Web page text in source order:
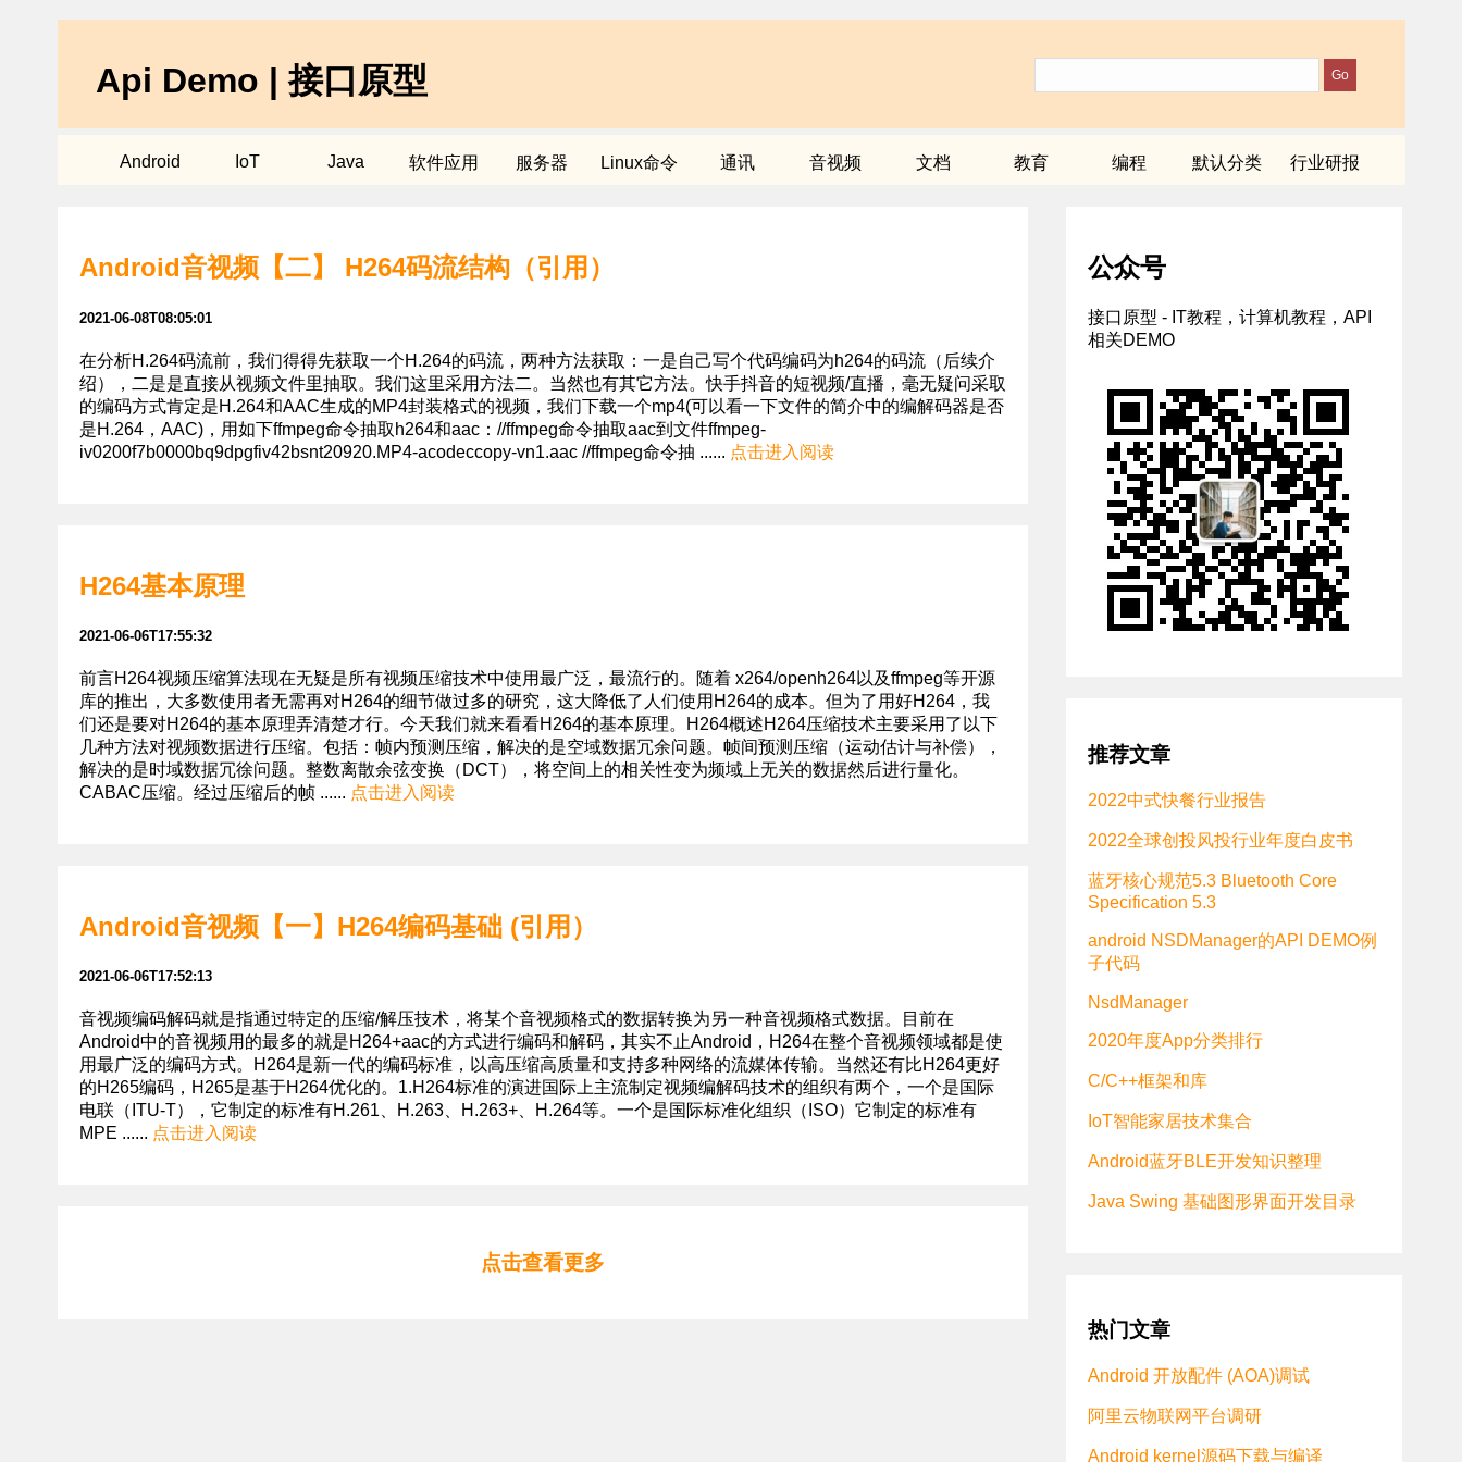
Api Demo | 接口原型
Android IoT Java 软件应用 服务器 Linux命令 通讯 音视频 文档 教育 编程 默认分类 行业研报
Android音视频【二】 H264码流结构（引用）
2021-06-08T08:05:01
在分析H.264码流前，我们得得先获取一个H.264的码流，两种方法获取：一是自己写个代码编码为h264的码流（后续介
绍），二是是直接从视频文件里抽取。我们这里采用方法二。当然也有其它方法。快手抖音的短视频/直播，毫无疑问采取
的编码方式肯定是H.264和AAC生成的MP4封装格式的视频，我们下载一个mp4(可以看一下文件的简介中的编解码器是否
是H.264，AAC)，用如下ffmpeg命令抽取h264和aac：//ffmpeg命令抽取aac到文件ffmpeg-
iv0200f7b0000bq9dpgfiv42bsnt20920.MP4-acodeccopy-vn1.aac //ffmpeg命令抽 ...... 点击进入阅读
H264基本原理
2021-06-06T17:55:32
前言H264视频压缩算法现在无疑是所有视频压缩技术中使用最广泛，最流行的。随着 x264/openh264以及ffmpeg等开源
库的推出，大多数使用者无需再对H264的细节做过多的研究，这大降低了人们使用H264的成本。但为了用好H264，我
们还是要对H264的基本原理弄清楚才行。今天我们就来看看H264的基本原理。H264概述H264压缩技术主要采用了以下
几种方法对视频数据进行压缩。包括：帧内预测压缩，解决的是空域数据冗余问题。帧间预测压缩（运动估计与补偿），
解决的是时域数据冗徐问题。整数离散余弦变换（DCT），将空间上的相关性变为频域上无关的数据然后进行量化。
CABAC压缩。经过压缩后的帧 ...... 点击进入阅读
Android音视频【一】H264编码基础 (引用）
2021-06-06T17:52:13
音视频编码解码就是指通过特定的压缩/解压技术，将某个音视频格式的数据转换为另一种音视频格式数据。目前在
Android中的音视频用的最多的就是H264+aac的方式进行编码和解码，其实不止Android，H264在整个音视频领域都是使
用最广泛的编码方式。H264是新一代的编码标准，以高压缩高质量和支持多种网络的流媒体传输。当然还有比H264更好
的H265编码，H265是基于H264优化的。1.H264标准的演进国际上主流制定视频编解码技术的组织有两个，一个是国际
电联（ITU-T），它制定的标准有H.261、H.263、H.263+、H.264等。一个是国际标准化组织（ISO）它制定的标准有
MPE ...... 点击进入阅读
点击查看更多
公众号
接口原型 - IT教程，计算机教程，API
相关DEMO
推荐文章
2022中式快餐行业报告
2022全球创投风投行业年度白皮书
蓝牙核心规范5.3 Bluetooth Core
Specification 5.3
android NSDManager的API DEMO例
子代码
NsdManager
2020年度App分类排行
C/C++框架和库
IoT智能家居技术集合
Android蓝牙BLE开发知识整理
Java Swing 基础图形界面开发目录
热门文章
Android 开放配件 (AOA)调试
阿里云物联网平台调研
Android kernel源码下载与编译